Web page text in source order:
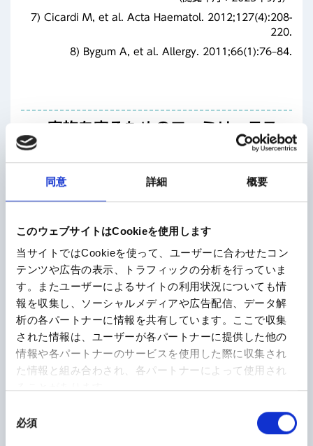
同意 詳細 概要
このウェブサイトはCookieを使用します
当サイトではCookieを使って、ユーザーに合わせたコン
テンツや広告の表示、トラフィックの分析を行っていま
す。またユーザーによるサイトの利用状況についても情
報を収集し、ソーシャルメディアや広告配信、データ解
析の各パートナーに情報を共有しています。ここで収集
された情報は、ユーザーが各パートナーに提供した他の
情報や各パートナーのサービスを使用した際に収集され
た情報と組み合わされ、各パートナーによって使用され
必須
7) Cicardi M, et al. Acta Haematol. 2012;127(4):208-
220.
8) Bygum A, et al. Allergy. 2011;66(1):76–84.
家族を守るためのファミリーテス
患者さんのご家族の中にHAEの方がいませんか？
多くの時間がかかっています。それは、この病気がま
れであり、また他の疾患（皮膚に出ると蕁麻疹やアレ
ルギー、腹痛の場合虫垂炎など）と症状が類似してい
るためです
9-13）
長い間HAEと診断されず、発作に対する適切な治療が
行われないままに数年が経過してしまうこともありま
す。そうなると、発作が抑えられず生活の質が低下し
たり、死亡リスクが上昇したりすることが知られてい
ます14）。
HAEと診断されるということは、HAEの患者さんとし
て適切な病気の管理ができるということであり、生命